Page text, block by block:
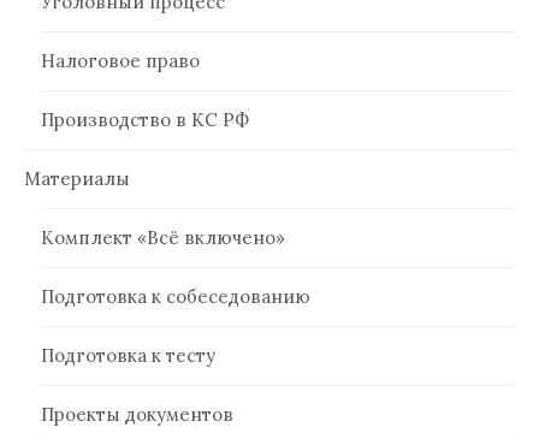
Налоговое право
Производство в КС РФ
Материалы
Комплект «Всё включено»
Подготовка к собеседованию
Подготовка к тесту
Проекты документов